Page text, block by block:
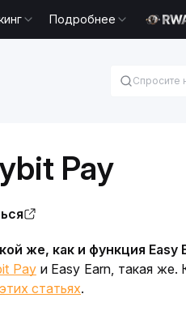
Подробнее
Pay
же, как и функция Easy
Pay и Easy Earn, такая же.
этих статьях.